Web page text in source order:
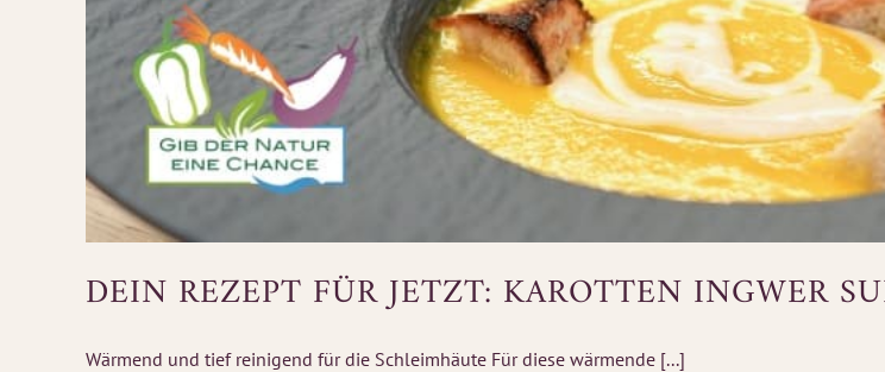
DEIN REZEPT FÜR JETZT: KAROTTEN INGWER
Wärmend und tief reinigend für die Schleimhäute Für diese wärmende [...]